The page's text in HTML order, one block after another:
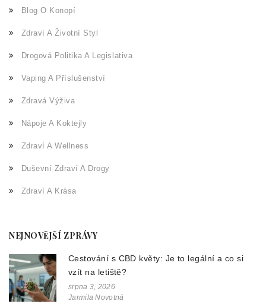
Blog O Konopí
Zdraví A Životní Styl
Drogová Politika A Legislativa
Vaping A Příslušenství
Zdravá Výživa
Nápoje A Koktejly
Zdraví A Wellness
Duševní Zdraví A Drogy
Zdraví A Krása
NEJNOVĚJŠÍ ZPRÁVY
Cestování s CBD květy: Je to legální a co si
vzít na letiště?
srpna 3, 2026
Jarmila Novotná